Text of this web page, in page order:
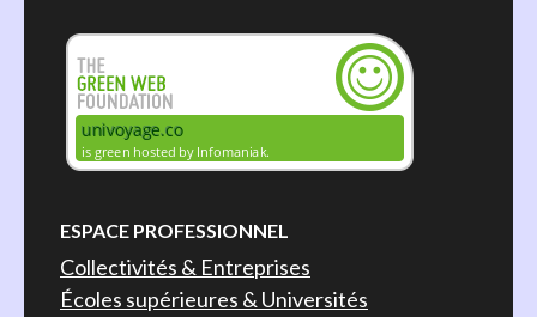
ESPACE PROFESSIONNEL
Collectivités & Entreprises
Écoles supérieures & Universités